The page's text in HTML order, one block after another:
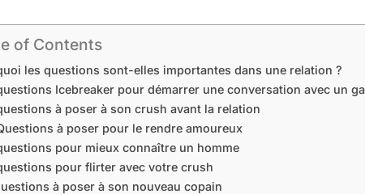
of Contents
les questions sont-elles importantes dans une relation ?
Icebreaker pour démarrer une conversation avec un
à poser à son crush avant la relation
à poser pour le rendre amoureux
pour mieux connaître un homme
pour flirter avec votre crush
à poser à son nouveau copain